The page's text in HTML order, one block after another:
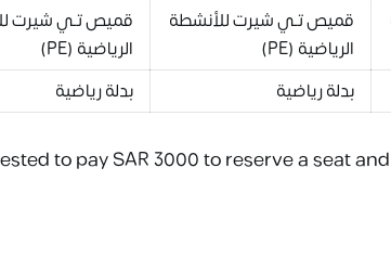
قميص تـي شيرت للأنشطة
الرياضية (PE)
قميص تـي شيرت
الرياضية (PE)
بدلة رياضية بدلة رياضية
to pay SAR 3000 to reserve a seat